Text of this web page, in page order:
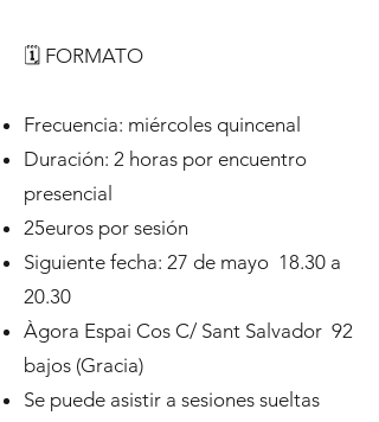
🗓 FORMATO
Frecuencia: miércoles quincenal
Duración: 2 horas por encuentro
presencial
25euros por sesión
Siguiente fecha: 27 de mayo 18.30 a
20.30
Àgora Espai Cos C/ Sant Salvador 92
bajos (Gracia)
Se puede asistir a sesiones sueltas